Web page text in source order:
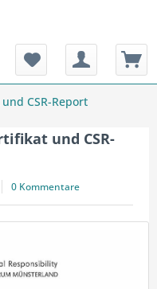
CSR-Report
und CSR-
0 Kommentare